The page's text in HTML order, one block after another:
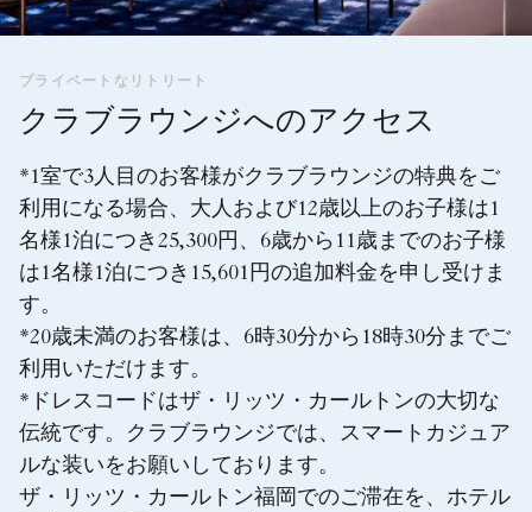
プライベートなリトリート
クラブラウンジへのアクセス
ザ・リッツ・カールトン福岡でのご滞在を、ホテル
*ドレスコードはザ・リッツ・カールトンの大切な
伝統です。クラブラウンジでは、スマートカジュア
ルな装いをお願いしております。
*20歳未満のお客様は、6時30分から18時30分までご
利用いただけます。
*1室で3人目のお客様がクラブラウンジの特典をご
利用になる場合、大人および12歳以上のお子様は1
名様1泊につき25,300円、6歳から11歳までのお子様
は1名様1泊につき15,601円の追加料金を申し受けま
す。